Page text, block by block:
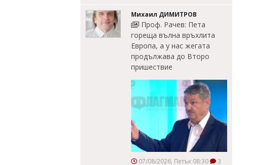
Михаил ДИМИТРОВ
Проф. Рачев: Пета
гореща вълна връхлита
Европа, а у нас жегата
продължава до Второ
пришествие
07/08/2026, Петък 08:30 3